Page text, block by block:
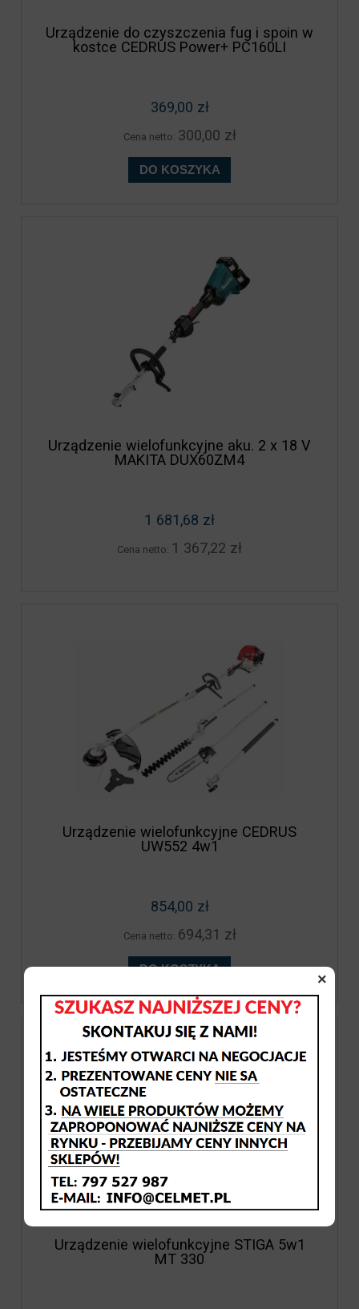
Urządzenie do czyszczenia fug i spoin w
kostce CEDRUS Power+ PC160LI
369,00 zł
Cena netto: 300,00 zł
DO KOSZYKA
Urządzenie wielofunkcyjne aku. 2 x 18 V
MAKITA DUX60ZM4
1 681,68 zł
Cena netto: 1 367,22 zł
Urządzenie wielofunkcyjne CEDRUS
UW552 4w1
854,00 zł
Cena netto: 694,31 zł
DO KOSZYKA
Urządzenie wielofunkcyjne STIGA 5w1
MT 330
×